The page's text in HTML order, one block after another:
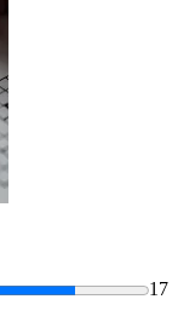
17